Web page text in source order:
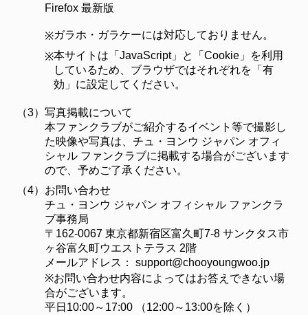
Firefox 最新版
※ガラホ・ガラケーには対応しておりません。
※本サイトは「JavaScript」と「Cookie」を利用
しているため、ブラウザではそれぞれを「有
効」に設定してください。
（3） 写真掲載について
本ファンクラブがご紹介するイベント等で撮影し
た映像や写真は、チュ・ヨンウ ジャパン オフィ
シャル ファンクラブに掲載する場合がございます
ので、予めご了承ください。
（4） お問い合わせ
チュ・ヨンウ ジャパン オフィシャル ファンクラ
ブ事務局
〒162-0067 東京都新宿区富久町7-8 サンクタス市
ヶ谷富久町ウエストテラス 2階
メールアドレス： support@chooyoungwoo.jp
※お問い合わせ内容によってはお答えできない場
合がございます。
平日10:00～17:00 （12:00～13:00を除く）